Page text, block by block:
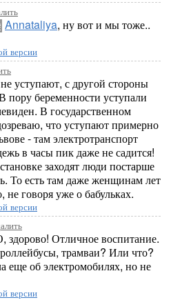
Annataliya, ну вот и мы тоже..
версии
уступают, с другой стороны
пору беременности уступали
В государственном
что уступают примерно
- там электротранспорт
в часы пик даже не садится!
заходят люди постарше
То есть там даже женщинам лет
говоря уже о бабульках.
версии
здорово! Отличное воспитание.
трамваи? Или что?
еще об электромобилях, но не
версии